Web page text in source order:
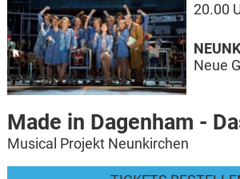
20.00
Made in Dagenham -
Musical Projekt Neunkirchen
Neue